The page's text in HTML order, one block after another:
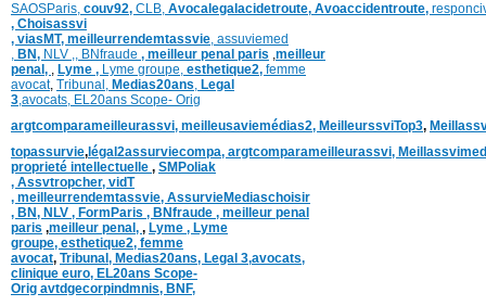
SAOSParis, couv92, CLB, Avocalegalacidetroute, Avoaccidentroute,
, Choisassvi
, viasMT, meilleurrendemtassvie, assuviemed
, BN, NLV ,, BNfraude , meilleur penal paris ,meilleur
penal, , Lyme , Lyme groupe, esthetique2, femme
avocat, Tribunal, Medias20ans, Legal
3,avocats, EL20ans Scope- Orig
argtcomparameilleurassvi, meilleusaviemédias2, MeilleurssviTop3,
topassurvie, légal2assurviecompa, argtcomparameilleurassvi,
proprieté intellectuelle , SMPoliak
, Assvtropcher, vidT
, meilleurrendemtassvie, AssurvieMediaschoisir
, BN, NLV , FormParis , BNfraude , meilleur penal
paris ,meilleur penal, , Lyme , Lyme
groupe, esthetique2, femme
avocat, Tribunal, Medias20ans, Legal 3,avocats,
clinique euro, EL20ans Scope-
Orig avtdgecorpindmnis, BNF,